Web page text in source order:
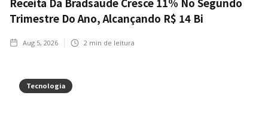
Trimestre Do Ano, Alcançando R$ 14 Bi
Aug 5, 2026 2 min de leitura
Tecnologia